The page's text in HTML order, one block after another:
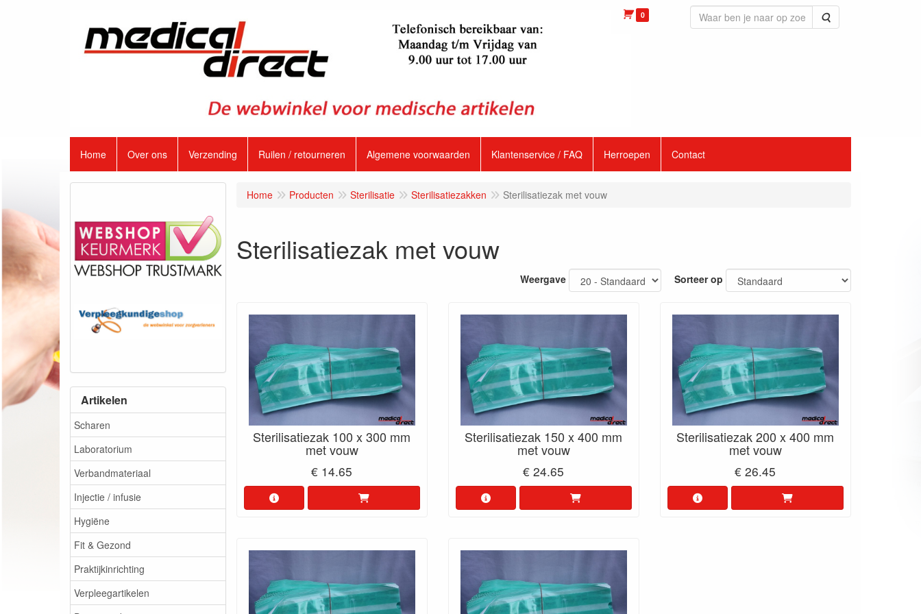
0 Zoeken
Home Over ons Verzending Ruilen / retourneren Algemene voorwaarden Klantenservice / FAQ Herroepen Contact
Artikelen
Scharen
Laboratorium
Verbandmateriaal
Injectie / infusie
Hygiëne
Fit & Gezond
Praktijkinrichting
Verpleegartikelen
Home Producten Sterilisatie Sterilisatiezakken Sterilisatiezak met vouw
Sterilisatiezak met vouw
Weergave Sorteer op
Sterilisatiezak 100 x 300 mm
met vouw
€ 14.65
Sterilisatiezak 150 x 400 mm
met vouw
€ 24.65
Sterilisatiezak 200 x 400 mm
met vouw
€ 26.45